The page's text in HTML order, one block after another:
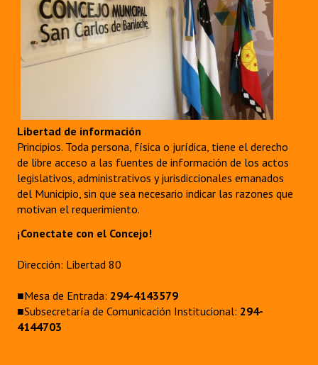
Libertad de información
Principios. Toda persona, física o jurídica, tiene el derecho
de libre acceso a las fuentes de información de los actos
legislativos, administrativos y jurisdiccionales emanados
del Municipio, sin que sea necesario indicar las razones que
motivan el requerimiento.
¡Conectate con el Concejo!
Dirección: Libertad 80
■Mesa de Entrada: 294-4143579
■Subsecretaría de Comunicación Institucional: 294-
4144703